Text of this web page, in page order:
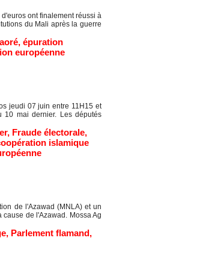
ont finalement réussi à
du Mali après la guerre
, épuration
européenne
jeudi 07 juin entre 11H15 et
10 mai dernier. Les députés
, Fraude électorale,
islamique
de l'Azawad (MNLA) et un
de l'Azawad. Mossa Ag
, Parlement flamand,